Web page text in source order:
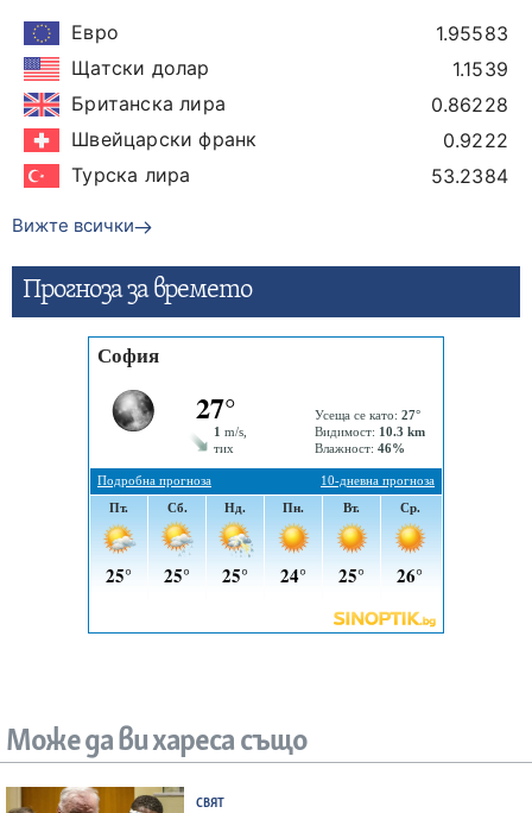
Евро
1.95583
Щатски долар
1.1539
Британска лира
0.86228
Швейцарски франк
0.9222
Турска лира
53.2384
Вижте всички
Прогнозa за времето
Може да ви хареса също
СВЯТ